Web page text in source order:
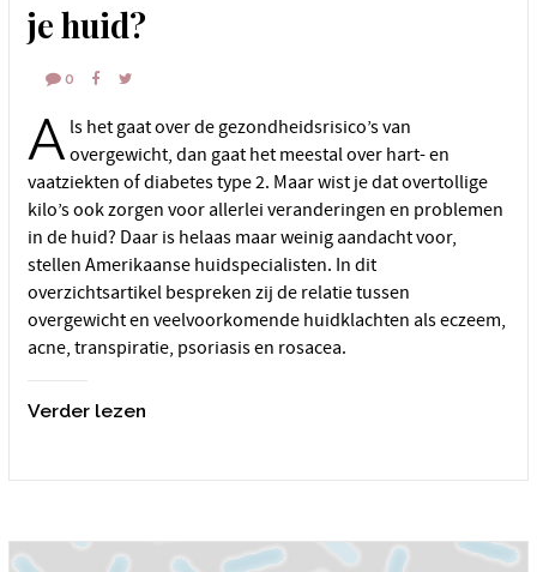
je huid?
0
A ls het gaat over de gezondheidsrisico’s van
overgewicht, dan gaat het meestal over hart- en
vaatziekten of diabetes type 2. Maar wist je dat overtollige
kilo’s ook zorgen voor allerlei veranderingen en problemen
in de huid? Daar is helaas maar weinig aandacht voor,
stellen Amerikaanse huidspecialisten. In dit
overzichtsartikel bespreken zij de relatie tussen
overgewicht en veelvoorkomende huidklachten als eczeem,
acne, transpiratie, psoriasis en rosacea.
Verder lezen